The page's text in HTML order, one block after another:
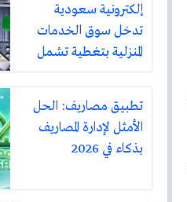
إلكترونية سعودية
تدخل سوق الخدمات
المنزلية بتغطية تشمل
أكثر من ثلاثين مدينة
تطبيق مصاريف: الحل
الأمثل لإدارة المصاريف
بذكاء في 2026